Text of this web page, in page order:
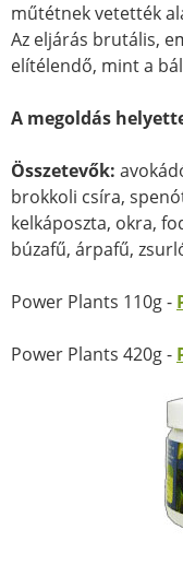
műtétnek vetették
Az eljárás brutális,
elítélendő, mint a
A megoldás
Összetevők:
brokkoli csíra,
kelkáposzta, okra,
búzafű, árpafű,
Power Plants 110g -
Power Plants 420g -